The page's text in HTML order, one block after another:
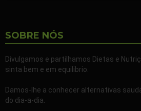
SOBRE NÓS
Divulgamos e partilhamos Dietas e
sinta bem e em equilibrio.
Damos-lhe a conhecer alternativas
do dia-a-dia.